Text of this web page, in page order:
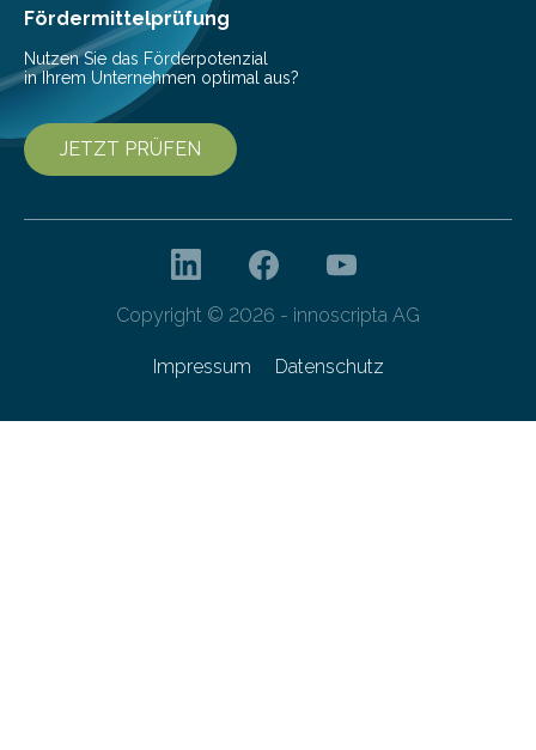
bis 16:00 Uhr, ein virtuelles Partnering Event zum
Forschungsprogramm „Datenrekonstruktion…
Fördermittelprüfung
Nutzen Sie das Förderpotenzial
in Ihrem Unternehmen optimal aus?
JETZT PRÜFEN
Copyright © 2026 - innoscripta AG
Impressum Datenschutz